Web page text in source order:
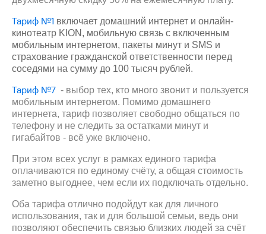
Заказать
SIM-
карту
Оформить
eSIM
SIM-
карта
для
иностранцев
Оформить
чистый
номер
Выбрать
красивый
номер
дешевле
при
оплате
с карты
МТС
Деньги
Выберите
и подключите
ТВ
с выгодным
тарифом
Тарифы
Интернет,
ТВ и телефон
для дома
Тариф №1 включает домашний интернет и онлайн-
кинотеатр KION, мобильную связь с включенным
мобильным интернетом, пакеты минут и SMS и
страхование гражданской ответственности перед
соседями на сумму до 100 тысяч рублей.
Тариф №7 - выбор тех, кто много звонит и пользуется
мобильным интернетом. Помимо домашнего
интернета, тариф позволяет свободно общаться по
телефону и не следить за остатками минут и
гигабайтов - всё уже включено.
При этом всех услуг в рамках единого тарифа
оплачиваются по единому счёту, а общая стоимость
заметно выгоднее, чем если их подключать отдельно.
Оба тарифа отлично подойдут как для личного
использования, так и для большой семьи, ведь они
позволяют обеспечить связью близких людей за счёт